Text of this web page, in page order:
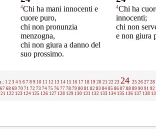
4Chi ha mani innocenti e
cuore puro,
chi non pronunzia
menzogna,
chi non giura a danno del
suo prossimo.
4Chi ha
innocenti;
chi non
e non giura
1 2 3 4 5 6 7 8 9 10 11 12 13 14 15 16 17 18 19 20 21 22 23 24 25 26 27 28
67 68 69 70 71 72 73 74 75 76 77 78 79 80 81 82 83 84 85 86 87 88 89 90 91 92
122 123 124 125 126 127 128 129 130 131 132 133 134 135 136 137 138